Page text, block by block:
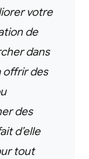
votre
de
dans
offrir des
des
d’elle
tout